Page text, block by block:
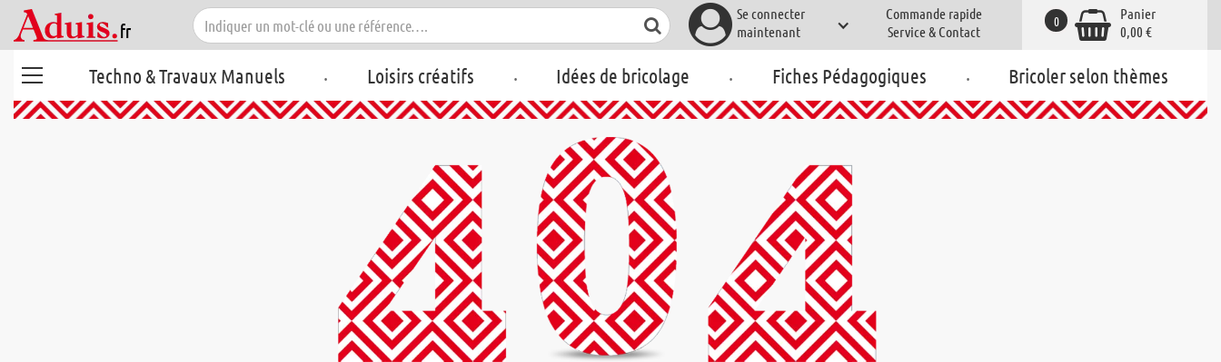
Se connecter
maintenant
Commande rapide
Service & Contact
Panier
0,00 €
0
Techno & Travaux Manuels . Loisirs créatifs . Idées de bricolage . Fiches Pédagogiques . Bricoler selon thèmes